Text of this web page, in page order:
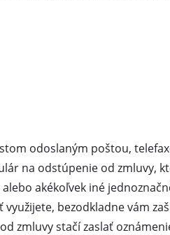
Ponorné čerpadlá
Čerpadlá na
Hĺbkové studňové
Domáce vodárne
odoslaným poštou,
na odstúpenie od zmluvy,
akékoľvek iné
bezodkladne vám
zmluvy stačí zaslať